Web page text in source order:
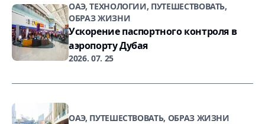
ОАЭ, ТЕХНОЛОГИИ, ПУТЕШЕСТВОВАТЬ,
ОБРАЗ ЖИЗНИ
Ускорение паспортного контроля в
аэропорту Дубая
2026. 07. 25
ОАЭ, ПУТЕШЕСТВОВАТЬ, ОБРАЗ ЖИЗНИ